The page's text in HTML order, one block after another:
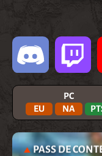
PC
EU
NA
PASS DE